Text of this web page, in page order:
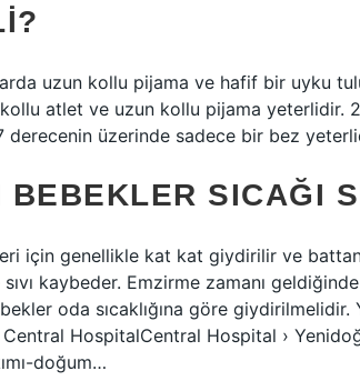
uzun kollu pijama ve hafif bir uyku
kollu atlet ve uzun kollu pijama
derecenin üzerinde sadece bir bez
BEBEKLER SICAĞI
için genellikle kat kat giydirilir ve
sıvı kaybeder. Emzirme zamanı
oda sıcaklığına göre giydirilmelidir.
Central HospitalCentral Hospital ›
doğum…